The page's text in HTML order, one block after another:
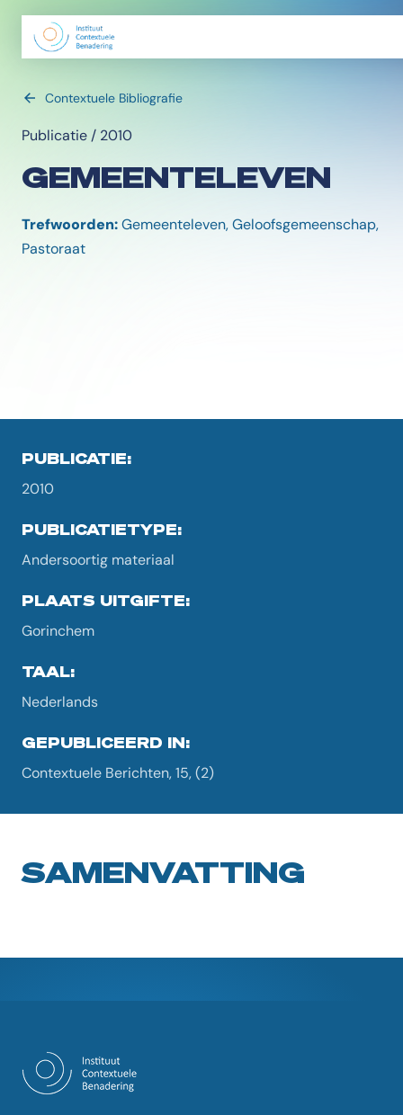
Contextuele Bibliografie
Publicatie / 2010
GEMEENTELEVEN
Trefwoorden:Gemeenteleven, Geloofsgemeenschap,
Pastoraat
PUBLICATIE:
2010
PUBLICATIETYPE:
Andersoortig materiaal
PLAATS UITGIFTE:
Gorinchem
TAAL:
Nederlands
GEPUBLICEERD IN:
Contextuele Berichten, 15, (2)
SAMENVATTING